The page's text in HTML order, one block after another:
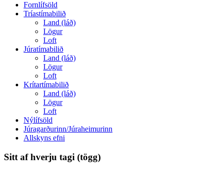
Fornlífsöld
Tríastímabilið
Land (láð)
Lögur
Loft
Júratímabilið
Land (láð)
Lögur
Loft
Krítartímabilið
Land (láð)
Lögur
Loft
Nýlífsöld
Júragarðurinn/Júraheimurinn
Allskyns efni
Sitt af hverju tagi (tögg)